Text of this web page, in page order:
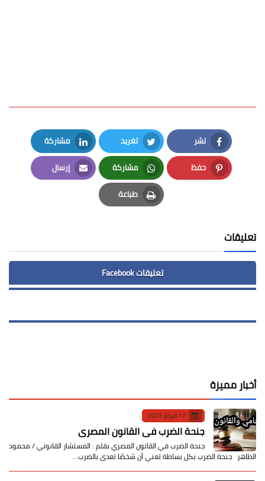
نشر
Facebook
تغريد
Twitter
مشاركة
LinkedIn
حفظ
Pinterest
مشاركة
Whatsapp
إرسال
Email
طباعة
Print
تعليقات
تعليقات Facebook
أخبار مميزة
17 فبراير 2023
جنحة الضرب في القانون المصري
جنحة الضرب في القانون المصري بقلم : المستشار القانوني / محمود
الطاهر جنحة الضرب بكل بساطة تعني أن شخصًا تعدى بالضرب…